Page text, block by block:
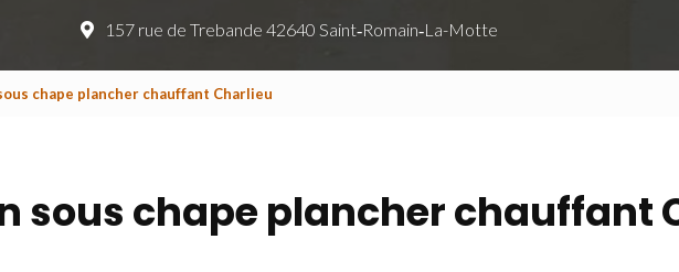
157 rue de Trebande 42640 Saint‑Romain‑La-Motte
chape plancher chauffant Charlieu
sous chape plancher chauffant